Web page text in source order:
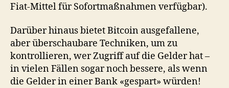
Fiat-Mittel für Sofortmaßnahmen verfügbar).
Darüber hinaus bietet Bitcoin ausgefallene,
aber überschaubare Techniken, um zu
kontrollieren, wer Zugriff auf die Gelder hat –
in vielen Fällen sogar noch bessere, als wenn
die Gelder in einer Bank «gespart» würden!